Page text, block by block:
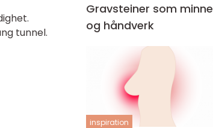
tunnel.
Gravsteiner som minne
og håndverk
inspiration